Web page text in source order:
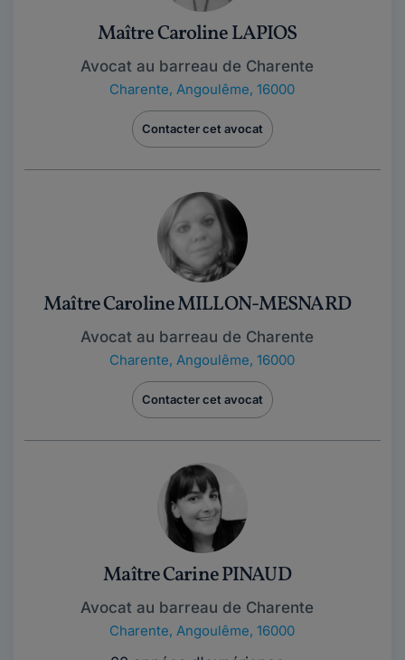
Maître Caroline LAPIOS
Avocat au barreau de Charente
Charente, Angoulême, 16000
Contacter cet avocat
Maître Caroline MILLON-MESNARD
Avocat au barreau de Charente
Charente, Angoulême, 16000
Contacter cet avocat
Maître Carine PINAUD
Avocat au barreau de Charente
Charente, Angoulême, 16000